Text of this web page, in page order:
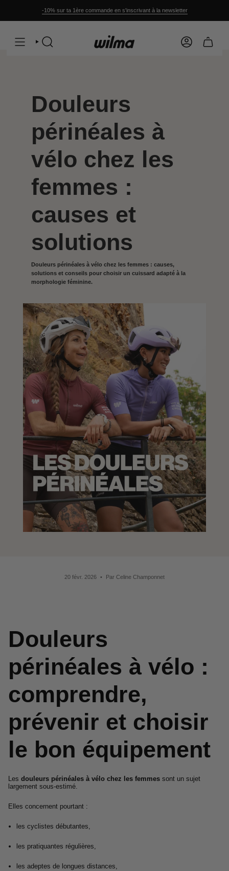
-10% sur ta 1ère commande en s'inscrivant à la newsletter
RECHERCHE COMPTE
Douleurs
périnéales à
vélo chez les
femmes :
causes et
solutions
Douleurs périnéales à vélo chez les femmes : causes,
solutions et conseils pour choisir un cuissard adapté à la
morphologie féminine.
20 févr. 2026 Par Celine Champonnet
Douleurs
périnéales à vélo :
comprendre,
prévenir et choisir
le bon équipement
Les douleurs périnéales à vélo chez les femmes sont un sujet
largement sous-estimé.
Elles concernent pourtant :
les cyclistes débutantes,
les pratiquantes régulières,
les adeptes de longues distances,